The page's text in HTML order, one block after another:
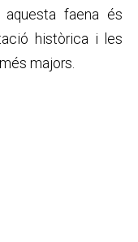
aquesta faena és
històrica i les
majors.